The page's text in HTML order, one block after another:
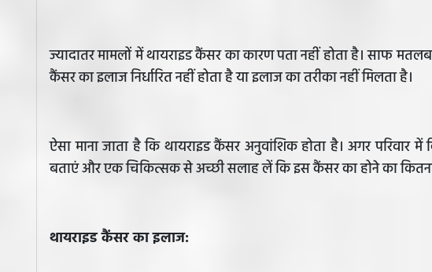
ज्यादातर मामलों में थायराइड कैंसर का कारण पता नहीं होता है। साफ
कैंसर का इलाज निर्धारित नहीं होता है या इलाज का तरीका नहीं मिलता है।
ऐसा माना जाता है कि थायराइड कैंसर अनुवांशिक होता है। अगर
बताएं और एक चिकित्सक से अच्छी सलाह लें कि इस कैंसर का होने का
थायराइड कैंसर का इलाज: